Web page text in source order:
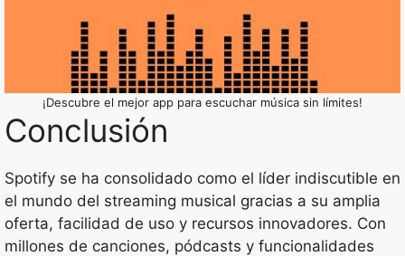
¡Descubre el mejor app para escuchar música sin límites!
Conclusión
Spotify se ha consolidado como el líder indiscutible en
el mundo del streaming musical gracias a su amplia
oferta, facilidad de uso y recursos innovadores. Con
millones de canciones, pódcasts y funcionalidades